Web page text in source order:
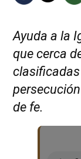
Ayuda a la
que cerca
de fe.